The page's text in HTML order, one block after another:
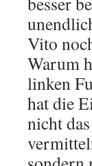
Vito
Warum
linken
hat die
nicht